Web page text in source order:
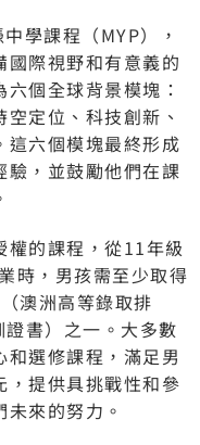
學課程（MYP），
國際視野和有意義的
個全球背景模塊：
定位、科技創新、
這六個模塊最終形成
驗，並鼓勵他們在課
權的課程，從11年級
時，男孩需至少取得
澳洲高等錄取排
書）之一。大多數
選修課程，滿足男
，提供具挑戰性和參
來的努力。